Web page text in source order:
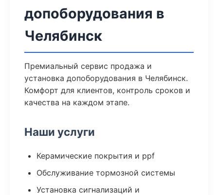
допоборудования в
Челябинск
Премиальный сервис продажа и
установка допоборудования в Челябинск.
Комфорт для клиентов, контроль сроков и
качества на каждом этапе.
Наши услуги
Керамические покрытия и ppf
Обслуживание тормозной системы
Установка сигнализаций и